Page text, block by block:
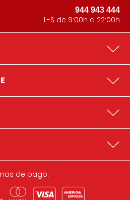
944 943 444
L-S de 9:00h a 22:00h
de pago: